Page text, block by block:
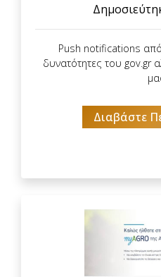
Push notifications
δυνατότητες του gov.gr
Διαβάστε